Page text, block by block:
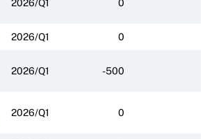
2026/Q1 0
2026/Q1 0
2026/Q1 -500
2026/Q1 0